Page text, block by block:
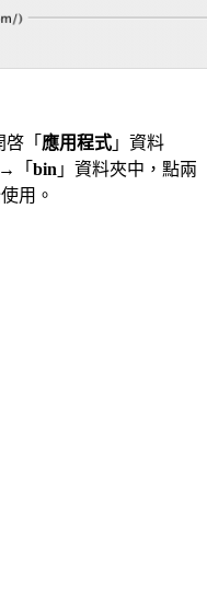
啓「 應用程式 」資料
「 bin 」資料夾中，點兩
用。